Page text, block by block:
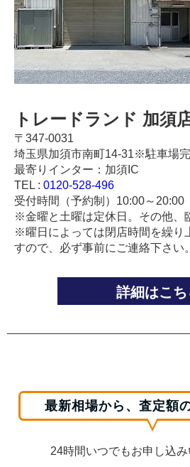
トレードランド 加須
〒347-0031
埼玉県加須市南町14-31※駐車場
最寄りインター：加須IC
TEL : 0120-528-496
受付時間（予約制）10:00～20:00
※金曜と土曜は定休日。その他、
※曜日によっては閉店時間を繰り
すので、必ず事前にご連絡下さい。
詳細はこち
最新相場から、査定額
24時間いつでもお申し込み